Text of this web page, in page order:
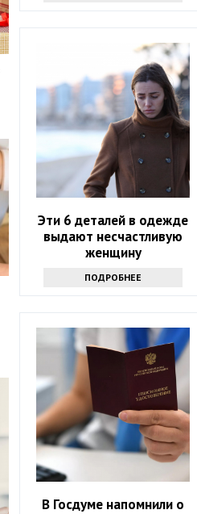
Эти 6 деталей в одежде
выдают несчастливую
женщину
ПОДРОБНЕЕ
В Госдуме напомнили о